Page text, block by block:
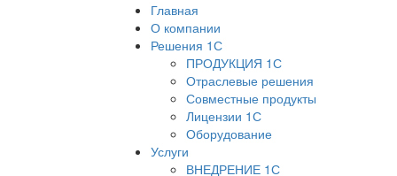
Главная
О компании
Решения 1С
ПРОДУКЦИЯ 1С
Отраслевые решения
Совместные продукты
Лицензии 1С
Оборудование
Услуги
ВНЕДРЕНИЕ 1С